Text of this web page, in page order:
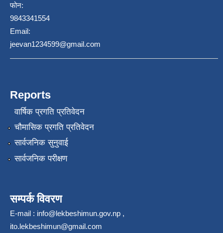
फोन:
9843341554
Email:
jeevan1234599@gmail.com
Reports
वार्षिक प्रगति प्रतिवेदन
चौमासिक प्रगति प्रतिवेदन
सार्वजनिक सुनुवाई
सार्वजनिक परीक्षण
सम्पर्क विवरण
E-mail : info@lekbeshimun.gov.np ,
ito.lekbeshimun@gmail.com